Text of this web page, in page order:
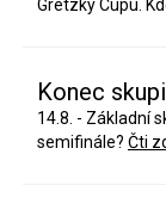
Gretzky Cupu.
Konec
14.8. - Základní
semifinále? Čti